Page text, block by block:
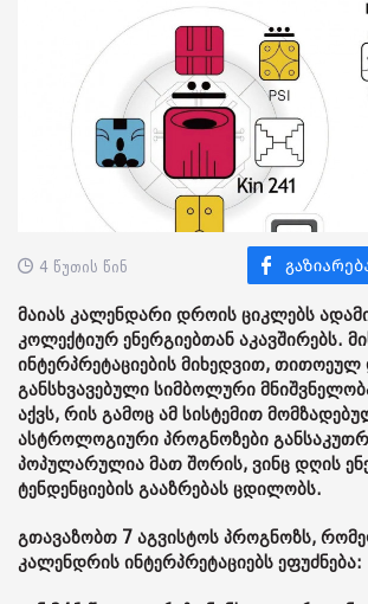
4 წუთის წინ
მაიას კალენდარი დროის ციკლებს
კოლექტიურ ენერგიებთან აკავშირებს.
ინტერპრეტაციების მიხედვით, თითოეულ
განსხვავებული სიმბოლური
აქვს, რის გამოც ამ სისტემით
ასტროლოგიური პროგნოზები
პოპულარულია მათ შორის, ვინც დღის
ტენდენციების გააზრებას ცდილობს.
გთავაზობთ 7 აგვისტოს პროგნოზს,
კალენდრის ინტერპრეტაციებს ეფუძნება: